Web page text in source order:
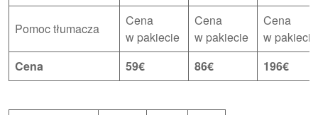
Pomoc tłumacza
Cena
w pakiecie
Cena
w pakiecie
Cena
w
Cena
59€ 86€ 196€